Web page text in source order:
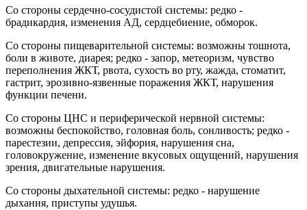
Со стороны сердечно-сосудистой системы: редко -
брадикардия, изменения АД, сердцебиение, обморок.
Со стороны пищеварительной системы: возможны тошнота,
боли в животе, диарея; редко - запор, метеоризм, чувство
переполнения ЖКТ, рвота, сухость во рту, жажда, стоматит,
гастрит, эрозивно-язвенные поражения ЖКТ, нарушения
функции печени.
Со стороны ЦНС и периферической нервной системы:
возможны беспокойство, головная боль, сонливость; редко -
парестезии, депрессия, эйфория, нарушения сна,
головокружение, изменение вкусовых ощущений, нарушения
зрения, двигательные нарушения.
Со стороны дыхательной системы: редко - нарушение
дыхания, приступы удушья.